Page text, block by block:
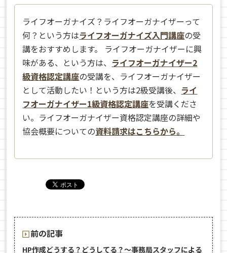
ライフオーガナイズ？ライフオーガナイザーって
何？という方はライフオーガナイズ入門講座の受
講をおすすめします。 ライフオーガナイザーに興
味がある、という方は、 ライフオーガナイザー2
級資格認定講座の受講を、ライフオーガナイザー
として活動したい！という方は2級受講後、 ライ
フオーガナイザー1級資格認定講座を受講くださ
い。ライフオーガナイザー資格認定講座の詳細や
協会概要についての資料請求はこちらから。
前の記事
HP作成どうする？どうしてる？～事務局スタッフによる